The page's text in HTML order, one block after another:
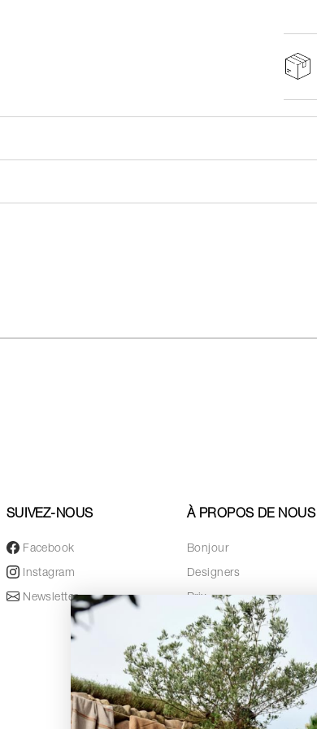
SUIVEZ-NOUS
Facebook
Instagram
Newsletter
À PROPOS DE NOUS
Bonjour
Designers
Prix